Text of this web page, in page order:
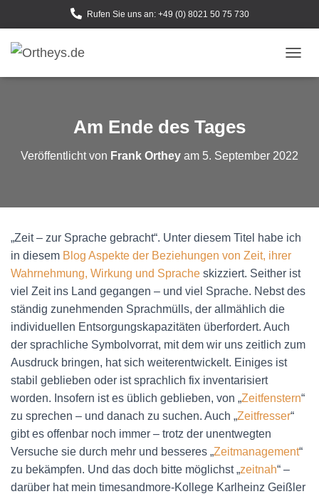
Rufen Sie uns an: +49 (0) 8021 50 75 730
A
I
C
L
T
Am Ende des Tages
Veröffentlicht von Frank Orthey am 5. September 2022
„Zeit – zur Sprache gebracht“. Unter diesem Titel habe ich
in diesem Blog Aspekte der Beziehungen von Zeit, ihrer
Wahrnehmung, Wirkung und Sprache skizziert. Seither ist
viel Zeit ins Land gegangen – und viel Sprache. Nebst des
ständig zunehmenden Sprachmülls, der allmählich die
individuellen Entsorgungskapazitäten überfordert. Auch
der sprachliche Symbolvorrat, mit dem wir uns zeitlich zum
Ausdruck bringen, hat sich weiterentwickelt. Einiges ist
stabil geblieben oder ist sprachlich fix inventarisiert
worden. Insofern ist es üblich geblieben, von „Zeitfenstern“
zu sprechen – und danach zu suchen. Auch „Zeitfresser“
gibt es offenbar noch immer – trotz der unentwegten
Versuche sie durch mehr und besseres „Zeitmanagement“
zu bekämpfen. Und das doch bitte möglichst „zeitnah“ –
darüber hat mein timesandmore-Kollege Karlheinz Geißler